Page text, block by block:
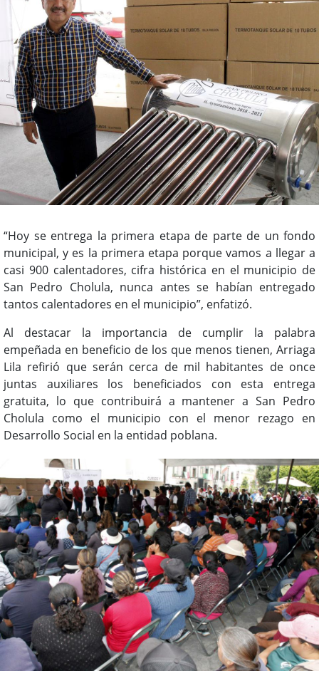
“Hoy se entrega la primera etapa de parte de un fondo
municipal, y es la primera etapa porque vamos a llegar a
casi 900 calentadores, cifra histórica en el municipio de
San Pedro Cholula, nunca antes se habían entregado
tantos calentadores en el municipio”, enfatizó.
Al destacar la importancia de cumplir la palabra
empeñada en beneficio de los que menos tienen, Arriaga
Lila refirió que serán cerca de mil habitantes de once
juntas auxiliares los beneficiados con esta entrega
gratuita, lo que contribuirá a mantener a San Pedro
Cholula como el municipio con el menor rezago en
Desarrollo Social en la entidad poblana.